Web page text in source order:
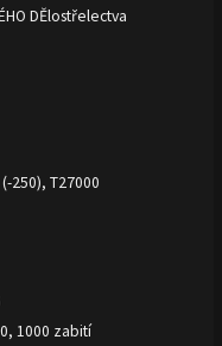
DĚlostřelectva
250), T27000
1000 zabití